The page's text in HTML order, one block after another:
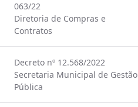
063/22
Diretoria de Compras e
Contratos
Decreto nº 12.568/2022
Secretaria Municipal de Gestão
Pública